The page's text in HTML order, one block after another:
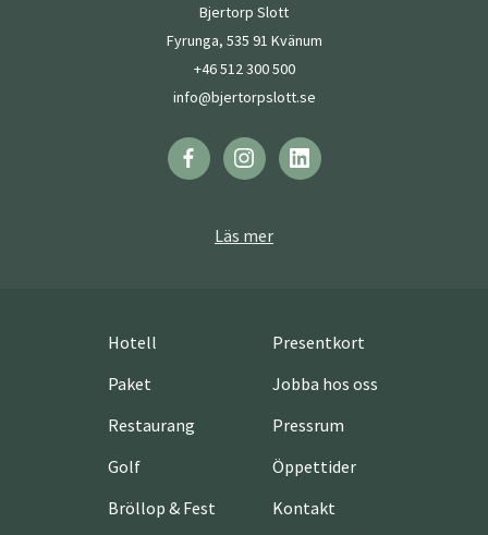
Bjertorp Slott
Fyrunga, 535 91 Kvänum
+46 512 300 500
info@bjertorpslott.se
Läs mer
Hotell
Paket
Restaurang
Golf
Bröllop & Fest
Presentkort
Jobba hos oss
Pressrum
Öppettider
Kontakt